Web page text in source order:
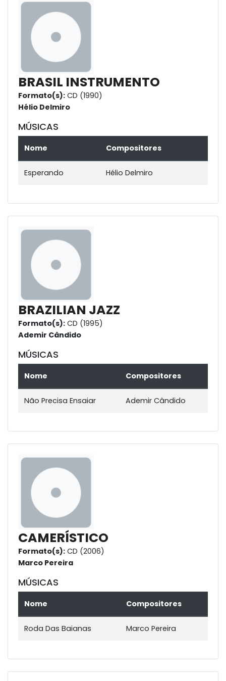
BRASIL INSTRUMENTO
Formato(s): CD (1990)
Hélio Delmiro
MÚSICAS
Nome Compositores
Esperando Hélio Delmiro
BRAZILIAN JAZZ
Formato(s): CD (1995)
Ademir Cândido
MÚSICAS
Nome Compositores
Não Precisa Ensaiar Ademir Cândido
CAMERÍSTICO
Formato(s): CD (2006)
Marco Pereira
MÚSICAS
Nome Compositores
Roda Das Baianas Marco Pereira